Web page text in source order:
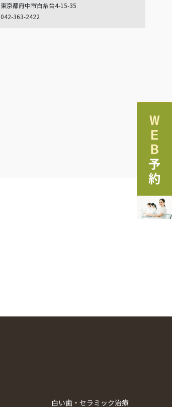
東京都府中市白糸台4-15-35
042-363-2422
白い歯・セラミック治療